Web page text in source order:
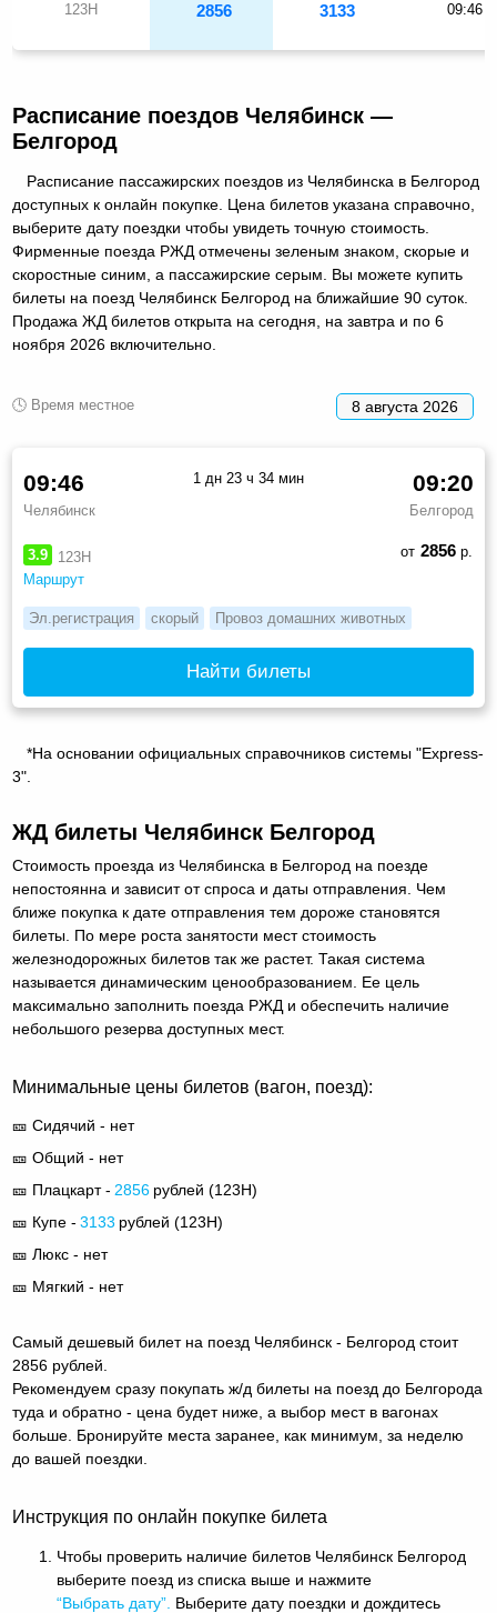
123Н 2856 3133 09:46
Расписание поездов Челябинск —
Белгород
Расписание пассажирских поездов из Челябинска в Белгород
доступных к онлайн покупке. Цена билетов указана справочно,
выберите дату поездки чтобы увидеть точную стоимость.
Фирменные поезда РЖД отмечены зеленым знаком, скорые и
скоростные синим, а пассажирские серым. Вы можете купить
билеты на поезд Челябинск Белгород на ближайшие 90 суток.
Продажа ЖД билетов открыта на сегодня, на завтра и по 6
ноября 2026 включительно.
🕓 Время местное 8 августа 2026
3.9
123Н
Маршрут
09:46
Челябинск
09:20
Белгород
1 дн 23 ч 34 мин
от 2856р.
Эл.регистрация скорый Провоз домашних животных
Найти билеты
*На основании официальных справочников системы "Express-
3".
ЖД билеты Челябинск Белгород
Стоимость проезда из Челябинска в Белгород на поезде
непостоянна и зависит от спроса и даты отправления. Чем
ближе покупка к дате отправления тем дороже становятся
билеты. По мере роста занятости мест стоимость
железнодорожных билетов так же растет. Такая система
называется динамическим ценообразованием. Ее цель
максимально заполнить поезда РЖД и обеспечить наличие
небольшого резерва доступных мест.
Минимальные цены билетов (вагон, поезд):
🎫 Сидячий - нет
🎫 Общий - нет
🎫 Плацкарт - 2856 рублей (123Н)
🎫 Купе - 3133 рублей (123Н)
🎫 Люкс - нет
🎫 Мягкий - нет
Самый дешевый билет на поезд Челябинск - Белгород стоит
2856 рублей.
Рекомендуем сразу покупать ж/д билеты на поезд до Белгорода
туда и обратно - цена будет ниже, а выбор мест в вагонах
больше. Бронируйте места заранее, как минимум, за неделю
до вашей поездки.
Инструкция по онлайн покупке билета
Чтобы проверить наличие билетов Челябинск Белгород
выберите поезд из списка выше и нажмите
“Выбрать дату”. Выберите дату поездки и дождитесь